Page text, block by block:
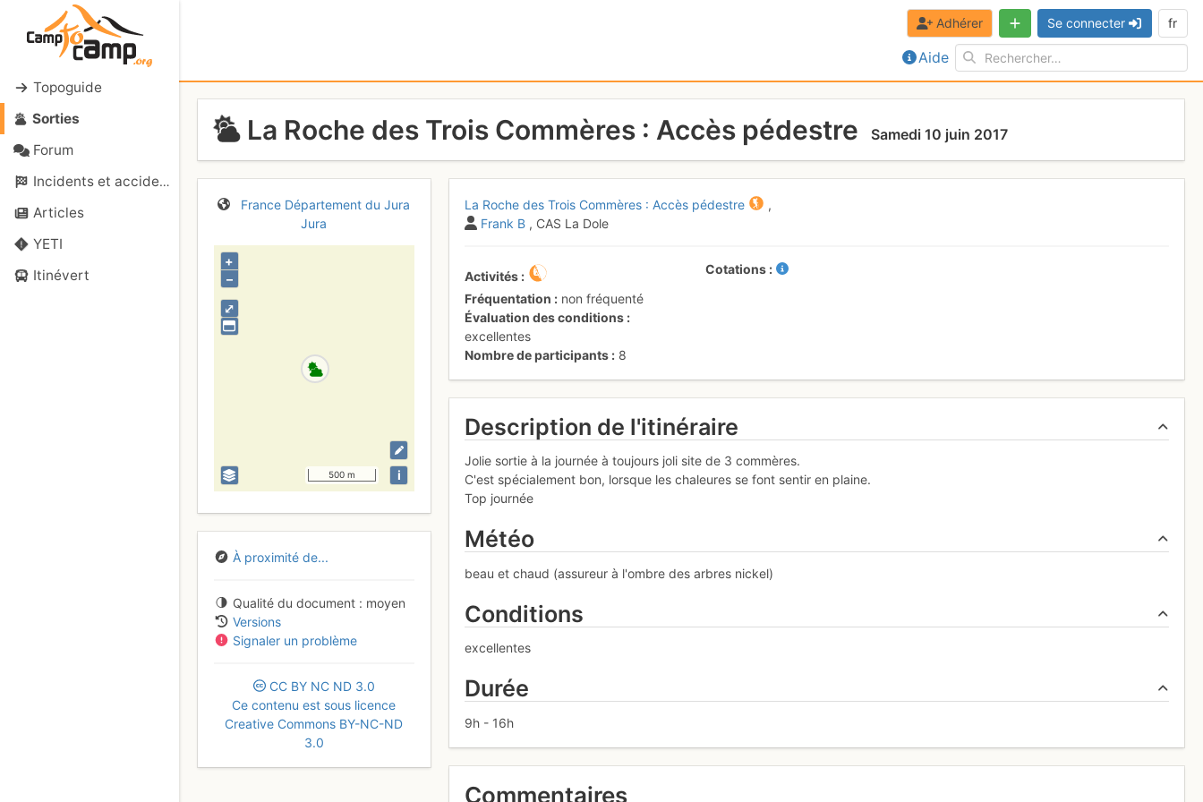
Topoguide
Sorties
Forum
Incidents et accidents
Articles
YETI
Itinévert
Aide
Adhérer Se connecter fr
La Roche des Trois Commères : Accès pédestre Samedi 10 juin 2017
France Département du Jura
Jura
⤢
+
–
500 m i
À proximité de...
Qualité du document
moyen
Versions
Signaler un problème
CC BY NC ND 3.0
Ce contenu est sous licence
Creative Commons BY-NC-ND
3.0
La Roche des Trois Commères : Accès pédestre
,
Frank B , CAS La Dole
Activités
Fréquentation
non fréquenté
Évaluation des conditions
excellentes
Nombre de participants
8
Cotations
Description de l'itinéraire
Jolie sortie à la journée à toujours joli site de 3 commères.
C'est spécialement bon, lorsque les chaleures se font sentir en plaine.
Top journée
Météo
beau et chaud (assureur à l'ombre des arbres nickel)
Conditions
excellentes
Durée
9h - 16h
Commentaires